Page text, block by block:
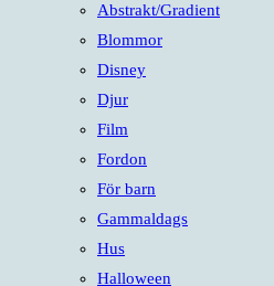
Abstrakt/Gradient
Blommor
Disney
Djur
Film
Fordon
För barn
Gammaldags
Hus
Halloween